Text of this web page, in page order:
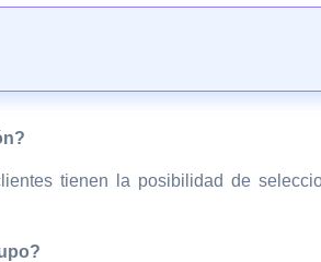
tienen la posibilidad de